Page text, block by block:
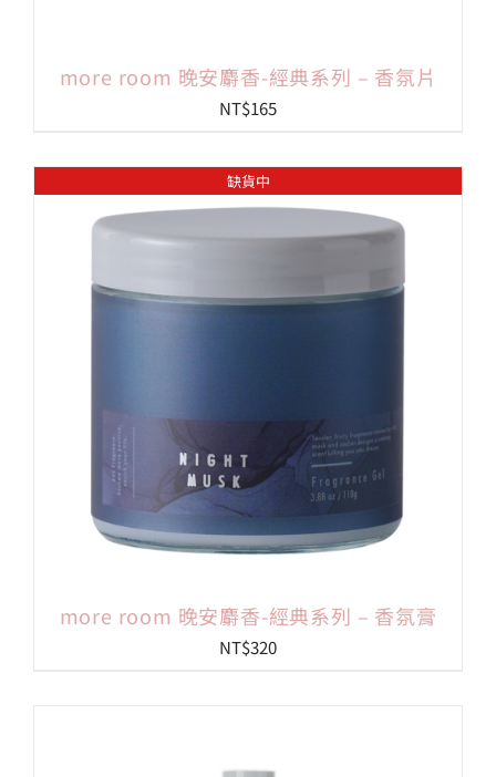
more room 晚安麝香-經典系列 – 香氛片
NT$165
缺貨中
more room 晚安麝香-經典系列 – 香氛膏
NT$320